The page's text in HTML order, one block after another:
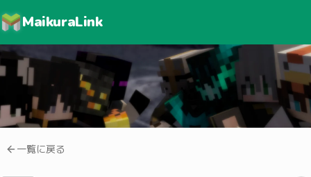
MaikuraLink
一覧に戻る